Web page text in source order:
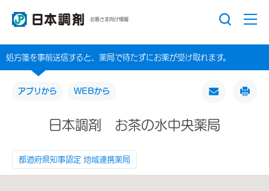
お客さま向け情報
処方箋を事前送信すると、薬局で待たずにお薬が受け取れます。
アプリから WEBから
日本調剤 お茶の水中央薬局
都道府県知事認定 地域連携薬局